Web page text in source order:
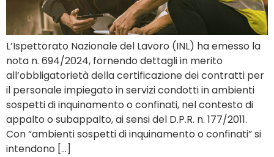
L’Ispettorato Nazionale del Lavoro (INL) ha emesso la
nota n. 694/2024, fornendo dettagli in merito
all’obbligatorietà della certificazione dei contratti per
il personale impiegato in servizi condotti in ambienti
sospetti di inquinamento o confinati, nel contesto di
appalto o subappalto, ai sensi del D.P.R. n. 177/2011.
Con “ambienti sospetti di inquinamento o confinati” si
intendono […]